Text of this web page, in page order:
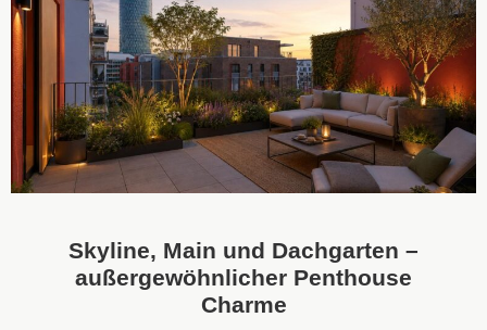
Skyline, Main und Dachgarten –
außergewöhnlicher Penthouse
Charme